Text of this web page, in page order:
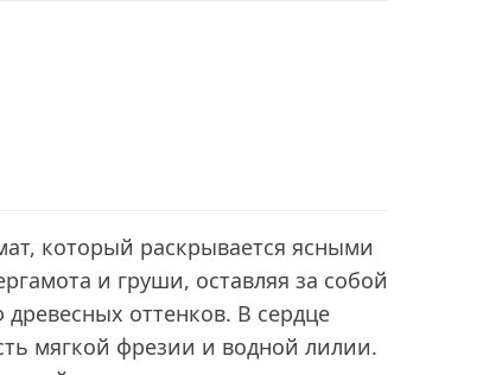
который раскрывается ясными
и груши, оставляя за собой
оттенков. В сердце
мягкой фрезии и водной лилии.